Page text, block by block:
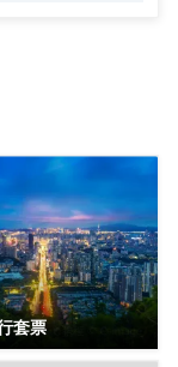
。 超大房間面
，所有房間高
接播放，客房
套票